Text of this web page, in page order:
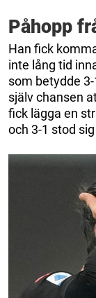
Påhopp
Han fick
inte lång tid
som betydde
själv chansen
fick lägga en
och 3-1 stod